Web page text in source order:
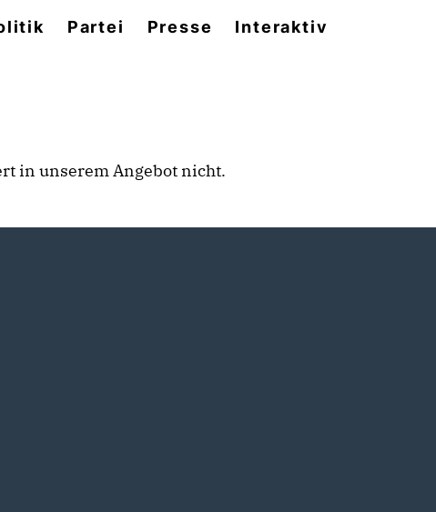
Partei Presse Interaktiv
in unserem Angebot nicht.